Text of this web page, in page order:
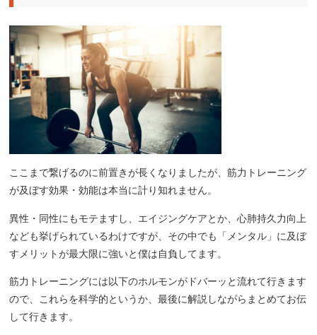
ここまで繋げるのに前置きが長くなりましたが、筋力トレーニング
が及ぼす効果・効能は本当に計り知れません。
異性・同性にもモテますし、エイジングケアとか、心肺持久力向上
なども挙げられているわけですが、その中でも「メンタル」に及ぼ
すメリットが最大限に強いと僕は自負してます。
筋力トレーニングには以下のホルモンがドバーッと流れて行きます
ので、これらを科学的というか、最後に解説しながらまとめてお伝
して行きます。